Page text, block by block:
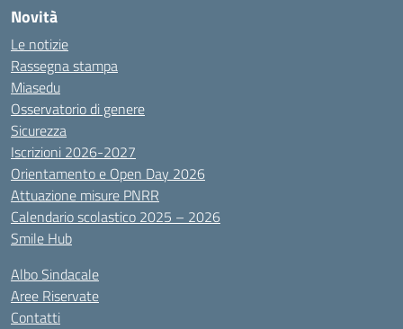
Novità
Le notizie
Rassegna stampa
Miasedu
Osservatorio di genere
Sicurezza
Iscrizioni 2026-2027
Orientamento e Open Day 2026
Attuazione misure PNRR
Calendario scolastico 2025 – 2026
Smile Hub
Albo Sindacale
Aree Riservate
Contatti